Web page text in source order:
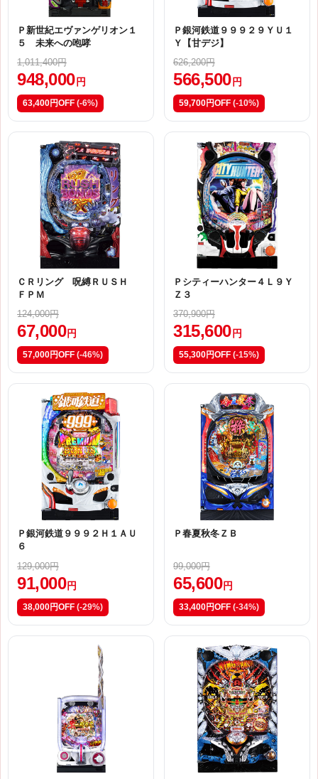
Ｐ新世紀エヴァンゲリオン１
５ 未来への咆哮
1,011,400円
948,000 円
63,400円OFF (-6%)
Ｐ銀河鉄道９９９２９ＹＵ１
Ｙ【甘デジ】
626,200円
566,500 円
59,700円OFF (-10%)
ＣＲリング 呪縛ＲＵＳＨ
ＦＰＭ
124,000円
67,000 円
57,000円OFF (-46%)
Ｐシティーハンター４Ｌ９Ｙ
Ｚ３
370,900円
315,600 円
55,300円OFF (-15%)
Ｐ銀河鉄道９９９２Ｈ１ＡＵ
６
129,000円
91,000 円
38,000円OFF (-29%)
Ｐ春夏秋冬ＺＢ
99,000円
65,600 円
33,400円OFF (-34%)